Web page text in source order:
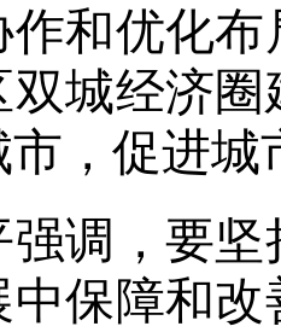
和优化
城经济
，促进
，要坚
中保障和